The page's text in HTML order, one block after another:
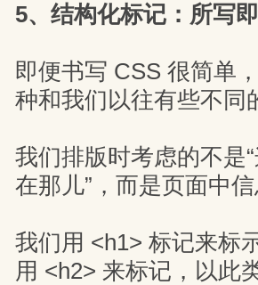
5、结构化标记：所写
即便书写 CSS 很简单
种和我们以往有些不同
我们排版时考虑的不是
在那儿”，而是页面中
我们用 <h1> 标记来标
用 <h2> 来标记，以此